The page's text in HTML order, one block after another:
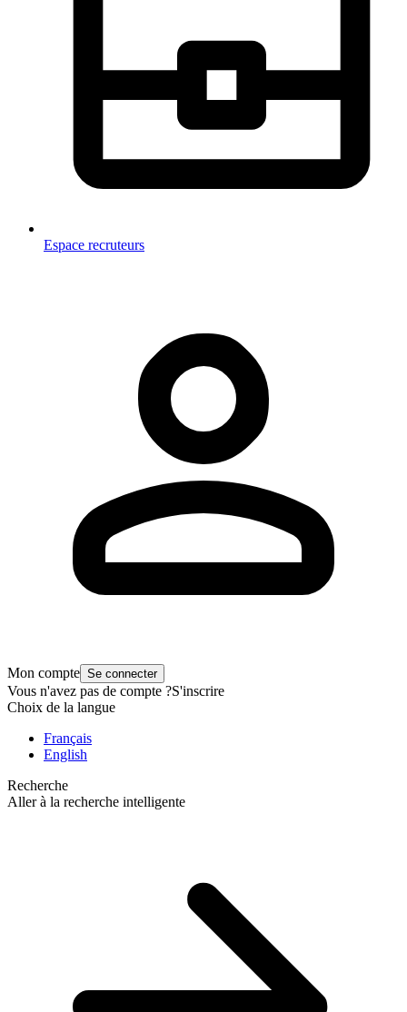
Espace recruteurs
Mon compte Se connecter
Vous n'avez pas de compte ?S'inscrire
Choix de la langue
Français
English
Recherche
Aller à la recherche intelligente